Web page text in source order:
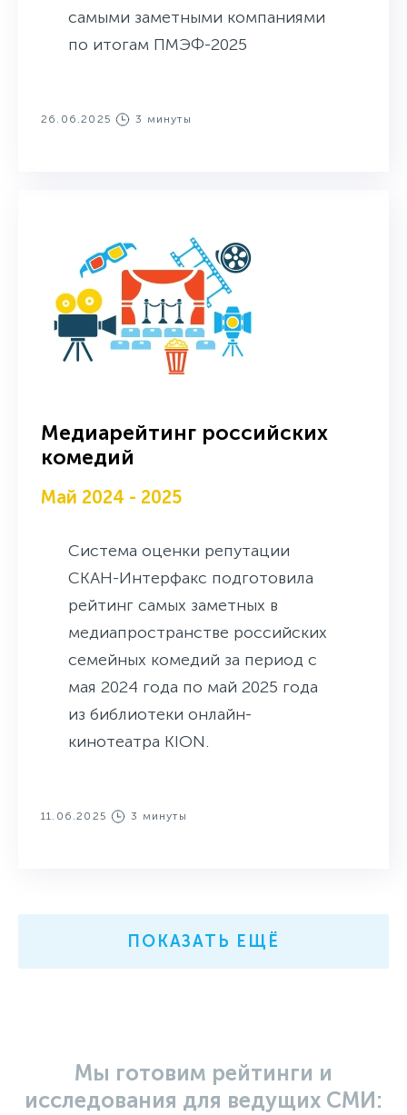
самыми заметными компаниями
по итогам ПМЭФ-2025
26.06.2025 3 минуты
Медиарейтинг российских
комедий
Май 2024 - 2025
Система оценки репутации
СКАН-Интерфакс подготовила
рейтинг самых заметных в
медиапространстве российских
семейных комедий за период с
мая 2024 года по май 2025 года
из библиотеки онлайн-
кинотеатра KION.
11.06.2025 3 минуты
ПОКАЗАТЬ ЕЩЁ
Мы готовим рейтинги и
исследования для ведущих СМИ: